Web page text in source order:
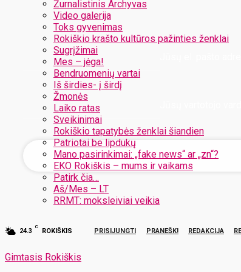
Žurnalistinis Archyvas
Video galerija
Toks gyvenimas
Rokiškio krašto kultūros pažinties ženklai
Sugrįžimai
Mes – jėga!
Bendruomenių vartai
Iš širdies- į širdį
Žmonės
Laiko ratas
Sveikinimai
Rokiškio tapatybės ženklai šiandien
Patriotai be lipdukų
Mano pasirinkimai: „fake news“ ar „zn“?
EKO Rokiškis – mums ir vaikams
Patirk čia…
Aš/Mes – LT
RRMT: moksleiviai veikia
24.3
C
ROKIŠKIS PRISIJUNGTI PRANEŠK! REDAKCIJA
Gimtasis Rokiškis